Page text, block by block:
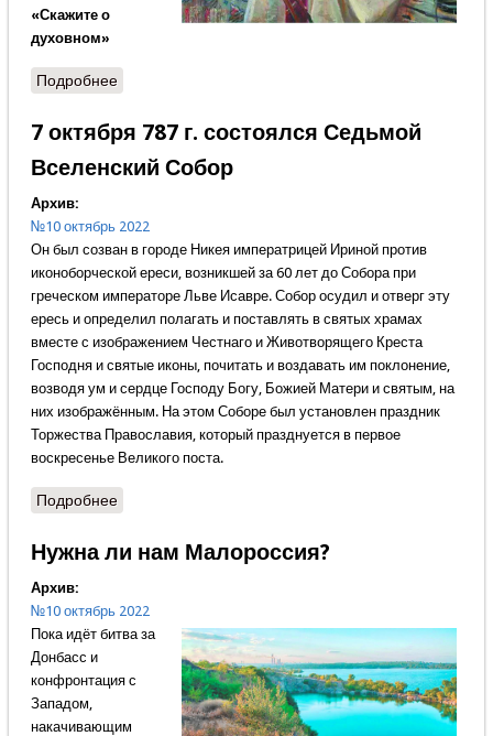
«Скажите о
духовном»
Подробнеео Солдатская чаша
7 октября 787 г. состоялся Седьмой
Вселенский Собор
Архив:
№10 октябрь 2022
Он был созван в городе Никея императрицей Ириной против
иконоборческой ереси, возникшей за 60 лет до Собора при
греческом императоре Льве Исавре. Собор осудил и отверг эту
ересь и определил полагать и поставлять в святых храмах
вместе с изображением Честнаго и Животворящего Креста
Господня и святые иконы, почитать и воздавать им поклонение,
возводя ум и сердце Господу Богу, Божией Матери и святым, на
них изображённым. На этом Соборе был установлен праздник
Торжества Православия, который празднуется в первое
воскресенье Великого поста.
Подробнеео 7 октября 787 г. состоялся Седьмой Вселенский
Нужна ли нам Малороссия?
Архив:
№10 октябрь 2022
Пока идёт битва за
Донбасс и
конфронтация с
Западом,
накачивающим